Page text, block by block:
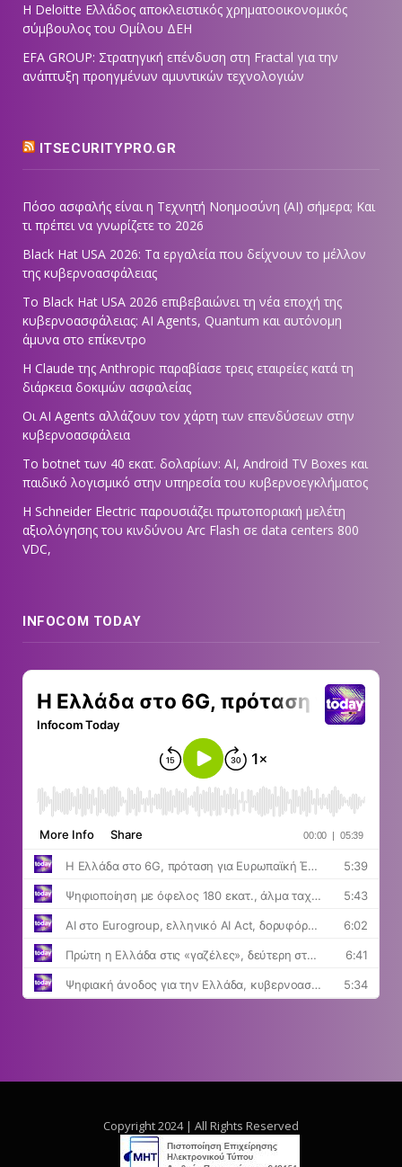
Η Deloitte Ελλάδος αποκλειστικός χρηματοοικονομικός
σύμβουλος του Ομίλου ΔΕΗ
EFA GROUP: Στρατηγική επένδυση στη Fractal για την
ανάπτυξη προηγμένων αμυντικών τεχνολογιών
ITSECURITYPRO.GR
Πόσο ασφαλής είναι η Τεχνητή Νοημοσύνη (AI) σήμερα; Και
τι πρέπει να γνωρίζετε το 2026
Black Hat USA 2026: Τα εργαλεία που δείχνουν το μέλλον
της κυβερνοασφάλειας
Το Black Hat USA 2026 επιβεβαιώνει τη νέα εποχή της
κυβερνοασφάλειας: AI Agents, Quantum και αυτόνομη
άμυνα στο επίκεντρο
Η Claude της Anthropic παραβίασε τρεις εταιρείες κατά τη
διάρκεια δοκιμών ασφαλείας
Οι AI Agents αλλάζουν τον χάρτη των επενδύσεων στην
κυβερνοασφάλεια
Το botnet των 40 εκατ. δολαρίων: AI, Android TV Boxes και
παιδικό λογισμικό στην υπηρεσία του κυβερνοεγκλήματος
Η Schneider Electric παρουσιάζει πρωτοποριακή μελέτη
αξιολόγησης του κινδύνου Arc Flash σε data centers 800
VDC,
INFOCOM TODAY
Copyright 2024 | All Rights Reserved